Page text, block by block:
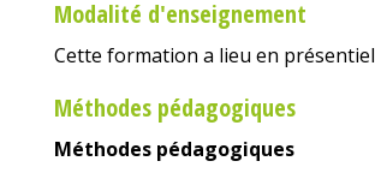
Modalité d'enseignement
Cette formation a lieu en présentiel
Méthodes pédagogiques
Méthodes pédagogiques